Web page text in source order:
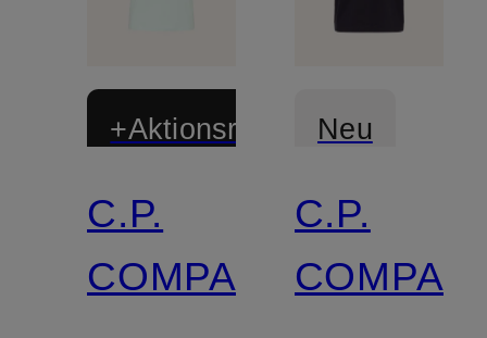
+Aktionsrabatt
C.P.
COMPANY
Neu
C.P.